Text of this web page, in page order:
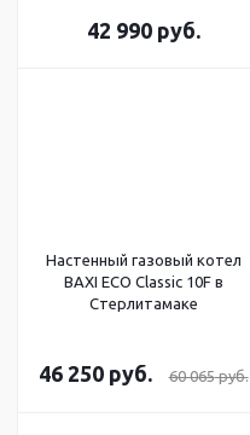
42 990руб.
Настенный газовый котел
BAXI ECO Classic 10F в
Стерлитамаке
46 250руб. 60 065руб.